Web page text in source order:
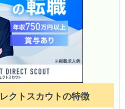
クトスカウトの特徴